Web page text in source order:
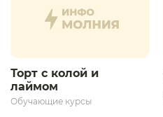
Торт с колой и
лаймом
Обучающие курсы